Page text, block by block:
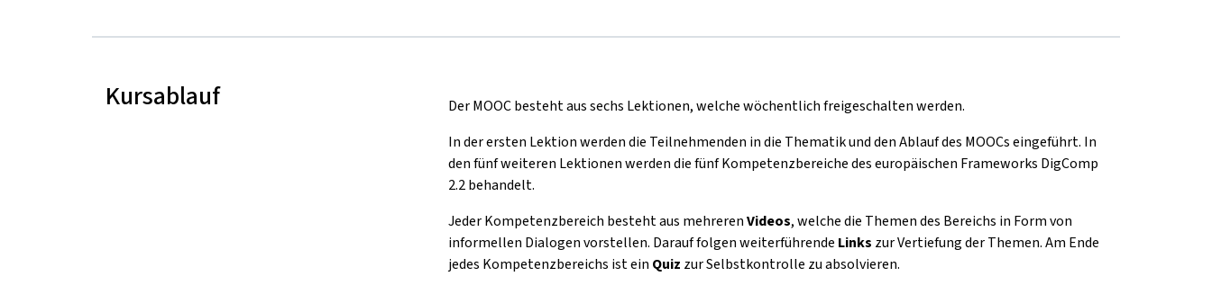
Kursablauf
Der MOOC besteht aus sechs Lektionen, welche wöchentlich freigeschalten werden.
In der ersten Lektion werden die Teilnehmenden in die Thematik und den Ablauf des MOOCs eingeführt. In
den fünf weiteren Lektionen werden die fünf Kompetenzbereiche des europäischen Frameworks DigComp
2.2 behandelt.
Jeder Kompetenzbereich besteht aus mehrerenVideos, welche die Themen des Bereichs in Form von
informellen Dialogen vorstellen. Darauf folgen weiterführende Links zur Vertiefung der Themen. Am Ende
jedes Kompetenzbereichs ist ein Quiz zur Selbstkontrolle zu absolvieren.